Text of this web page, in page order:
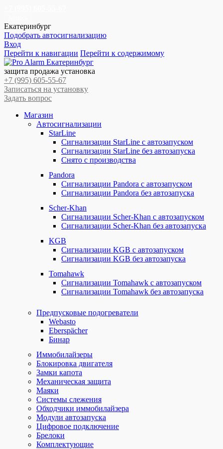
Екатеринбург
Подобрать автосигнализацию
Вход
Перейти к навигации Перейти к содержимому
защита продажа установка
+7 (995) 605-55-67
Записаться на установку
Задать вопрос
Магазин
Автосигнализации
StarLine
Сигнализации StarLine с автозапуском
Сигнализации StarLine без автозапуска
Снято с производства
Pandora
Сигнализации Pandora с автозапуском
Сигнализации Pandora без автозапуска
Scher-Khan
Сигнализации Scher-Khan с автозапуском
Сигнализации Scher-Khan без автозапуска
KGB
Сигнализации KGB с автозапуском
Сигнализации KGB без автозапуска
Tomahawk
Сигнализации Tomahawk с автозапуском
Сигнализации Tomahawk без автозапуска
Предпусковые подогреватели
Webasto
Eberspächer
Бинар
Иммобилайзеры
Блокировка двигателя
Замки капота
Механическая защита
Маяки
Системы слежения
Обходчики иммобилайзера
Модули автозапуска
Цифровое подключение
Брелоки
Комплектующие